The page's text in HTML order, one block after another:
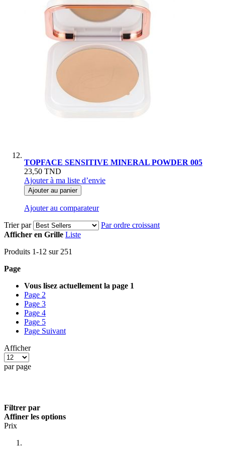
TOPFACE SENSITIVE MINERAL POWDER 005
23,50 TND
Ajouter à ma liste d’envie
Ajouter au panier
Ajouter au comparateur
Trier par
Par ordre croissant
Afficher en Grille Liste
Produits 1-12 sur 251
Page
Vous lisez actuellement la page 1
Page 2
Page 3
Page 4
Page 5
Page Suivant
Afficher
par page
Filtrer par
Affiner les options
Prix